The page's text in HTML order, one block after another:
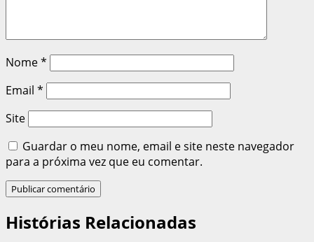
Nome*
Email *
Site
Guardar o meu nome, email e site neste navegador
para a próxima vez que eu comentar.
Histórias Relacionadas